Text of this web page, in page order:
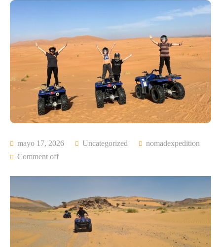
mayo 17, 2026 Uncategorized
nomadexpedition
Comment off